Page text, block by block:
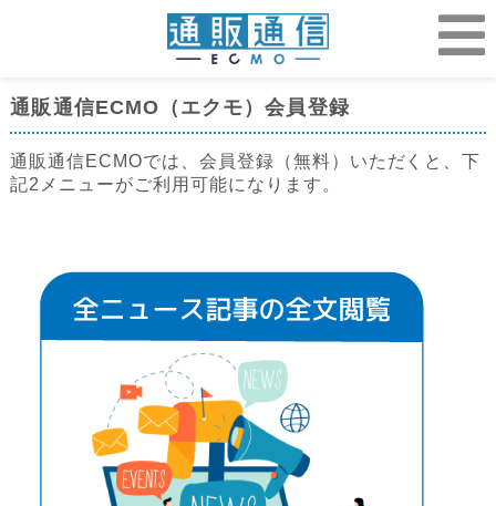
通販通信ECMO（エクモ）会員登録
通販通信ECMOでは、会員登録（無料）いただくと、下
記2メニューがご利用可能になります。